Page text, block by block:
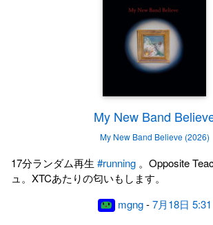
My New Band
My New Band Believe (2026)
17分ランダム再生 #running 。Opposite
ュ。XTCあたりの匂いもします。
mgng-7月18日 5:31